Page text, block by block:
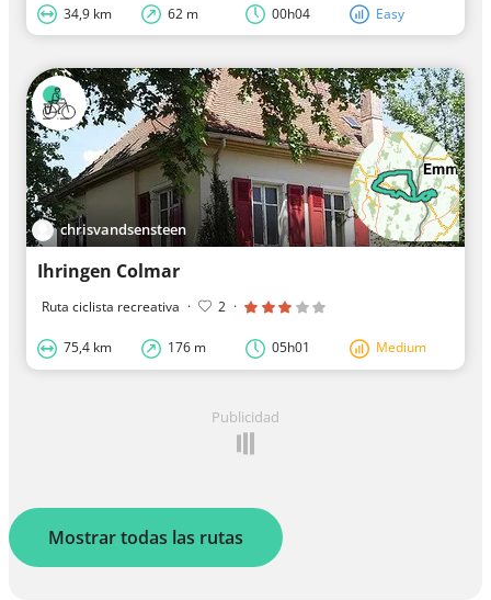
34,9 km 62 m 00h04 Easy
chrisvandsensteen
Ihringen Colmar
Ruta ciclista recreativa · 2 ·
75,4 km 176 m 05h01 Medium
Publicidad
Mostrar todas las rutas